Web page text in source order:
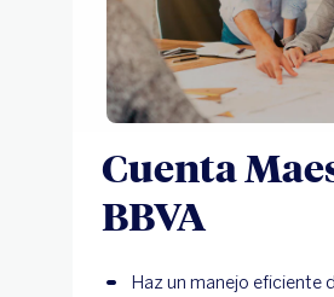
Cuenta
BBVA
Haz un manejo eficiente